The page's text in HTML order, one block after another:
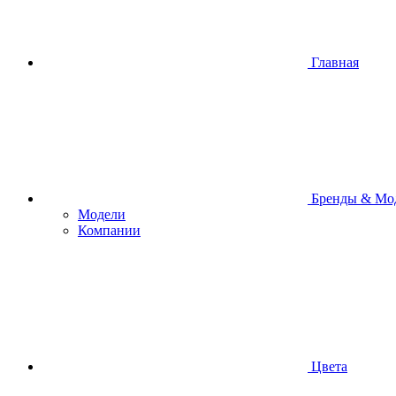
Главная
Бренды &
Модели
Компании
Цвета